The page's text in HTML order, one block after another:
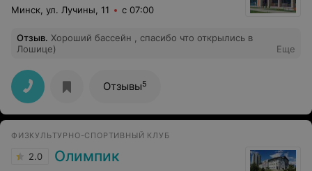
Минск, ул. Лучины, 11 с 07:00
Отзыв. Хороший бассейн , спасибо что открылись в
Лошице)
Еще
Отзывы5
ФИЗКУЛЬТУРНО-СПОРТИВНЫЙ КЛУБ
2.0 Олимпик